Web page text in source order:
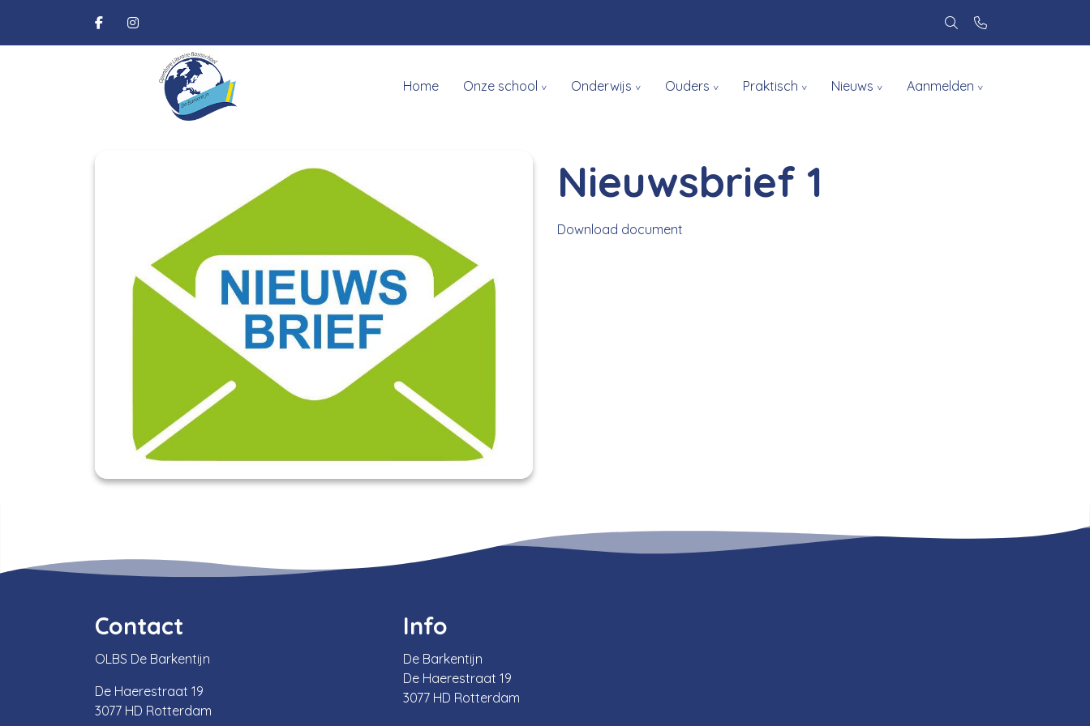
Home Onze school Onderwijs Ouders Praktisch Nieuws Aanmelden
Nieuwsbrief 1
Download document
Contact
OLBS De Barkentijn
De Haerestraat 19
3077 HD Rotterdam
Info
De Barkentijn
De Haerestraat 19
3077 HD Rotterdam